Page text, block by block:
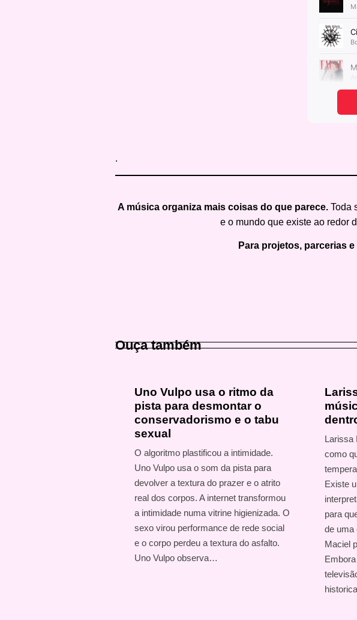
.
A música organiza mais coisas do que parece.Toda
e o mundo que existe ao redor
Para projetos, parcerias
Ouça também
Uno Vulpo usa o ritmo da
pista para desmontar o
conservadorismo e o tabu
sexual
O algoritmo plastificou a intimidade.
Uno Vulpo usa o som da pista para
devolver a textura do prazer e o atrito
real dos corpos. A internet transformou
a intimidade numa vitrine higienizada. O
sexo virou performance de rede social
e o corpo perdeu a textura do asfalto.
Uno Vulpo observa…
Larissa
como
Existe
para
de uma
Maciel